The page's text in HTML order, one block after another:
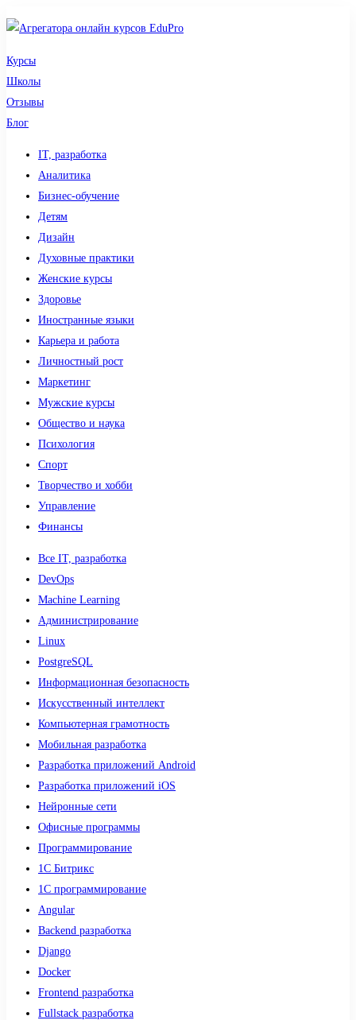
Курсы
Школы
Отзывы
Блог
IT, разработка
Аналитика
Бизнес-обучение
Детям
Дизайн
Духовные практики
Женские курсы
Здоровье
Иностранные языки
Карьера и работа
Личностный рост
Маркетинг
Мужские курсы
Общество и наука
Психология
Спорт
Творчество и хобби
Управление
Финансы
Все IT, разработка
DevOps
Machine Learning
Администрирование
Linux
PostgreSQL
Информационная безопасность
Искусственный интеллект
Компьютерная грамотность
Мобильная разработка
Разработка приложений Android
Разработка приложений iOS
Нейронные сети
Офисные программы
Программирование
1С Битрикс
1С программирование
Angular
Backend разработка
Django
Docker
Frontend разработка
Fullstack разработка